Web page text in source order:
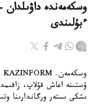
وسكەمەندە
ءبۇلىندى
ۇستىنە اعاش قۇلاپ،
ىشكى ىستەر ورگاندارىنا